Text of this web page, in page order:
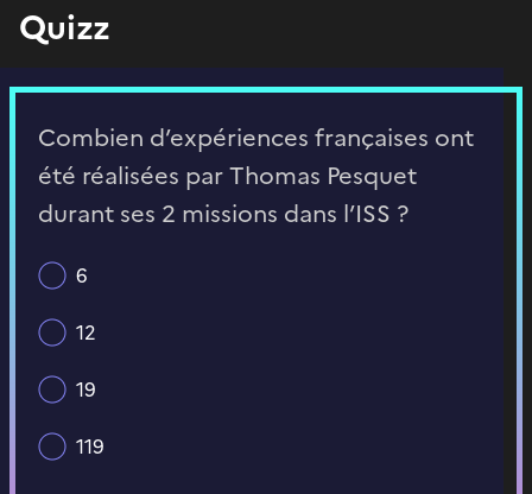
Quizz
Combien d’expériences françaises ont
été réalisées par Thomas Pesquet
durant ses 2 missions dans l’ISS ?
6
12
19
119